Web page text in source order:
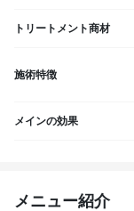
トリートメント商材
施術特徴
メインの効果
メニュー紹介